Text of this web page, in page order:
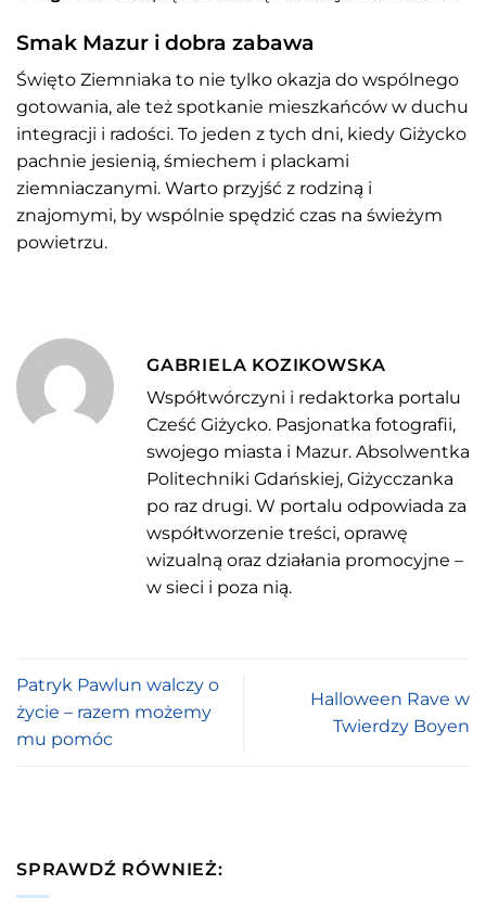
Smak Mazur i dobra zabawa
Święto Ziemniaka to nie tylko okazja do wspólnego
gotowania, ale też spotkanie mieszkańców w duchu
integracji i radości. To jeden z tych dni, kiedy Giżycko
pachnie jesienią, śmiechem i plackami
ziemniaczanymi. Warto przyjść z rodziną i
znajomymi, by wspólnie spędzić czas na świeżym
powietrzu.
GABRIELA KOZIKOWSKA
Współtwórczyni i redaktorka portalu
Cześć Giżycko. Pasjonatka fotografii,
swojego miasta i Mazur. Absolwentka
Politechniki Gdańskiej, Giżycczanka
po raz drugi. W portalu odpowiada za
współtworzenie treści, oprawę
wizualną oraz działania promocyjne –
w sieci i poza nią.
Patryk Pawlun walczy o
życie – razem możemy
mu pomóc
Halloween Rave w
Twierdzy Boyen
SPRAWDŹ RÓWNIEŻ: